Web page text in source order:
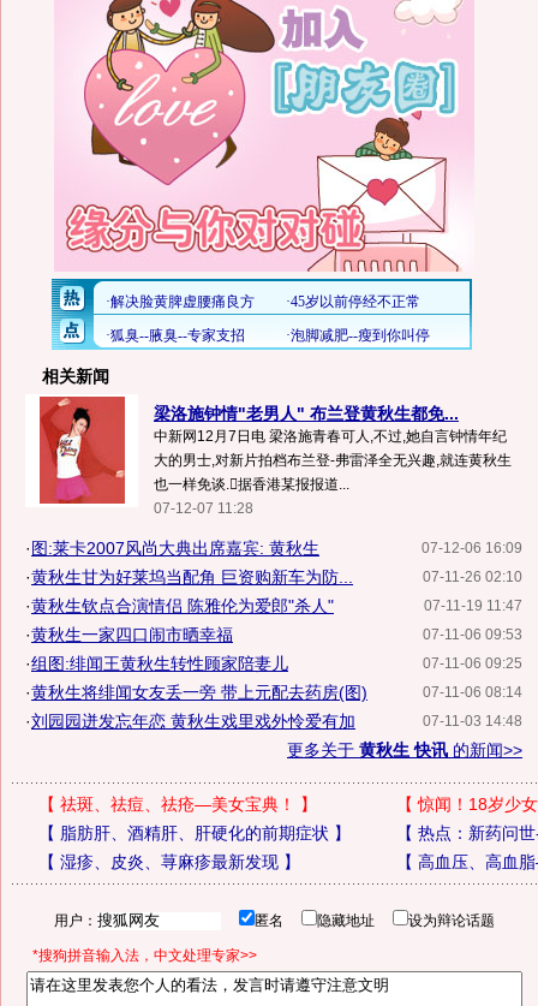
相关新闻
梁洛施钟情"老男人" 布兰登黄秋生都免...
中新网12月7日电 梁洛施青春可人,不过,她自言钟情年纪
大的男士,对新片拍档布兰登-弗雷泽全无兴趣,就连黄秋生
也一样免谈.据香港某报报道...
07-12-07 11:28
07-12-06 16:09
·图:莱卡2007风尚大典出席嘉宾: 黄秋生
07-11-26 02:10
·黄秋生甘为好莱坞当配角 巨资购新车为防...
07-11-19 11:47
·黄秋生钦点合演情侣 陈雅伦为爱郎"杀人"
07-11-06 09:53
·黄秋生一家四口闹市晒幸福
07-11-06 09:25
·组图:绯闻王黄秋生转性顾家陪妻儿
07-11-06 08:14
·黄秋生将绯闻女友丢一旁 带上元配去药房(图)
07-11-03 14:48
·刘园园迸发忘年恋 黄秋生戏里戏外怜爱有加
更多关于 黄秋生 快讯 的新闻>>
【 祛斑、祛痘、祛疮—美女宝典！ 】 【惊闻！18岁少
【 脂肪肝、酒精肝、肝硬化的前期症状 】 【 热点：新药问
【 湿疹、皮炎、荨麻疹最新发现】 【 高血压、高血
用户： 匿名 隐藏地址 设为辩论话题
*搜狗拼音输入法，中文处理专家>>